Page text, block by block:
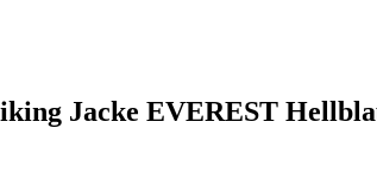
Jacke EVEREST